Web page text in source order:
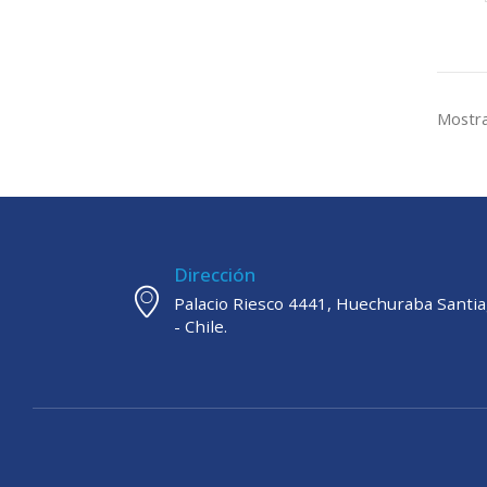
Dirección
Palacio Riesco 4441, Huechuraba
- Chile.